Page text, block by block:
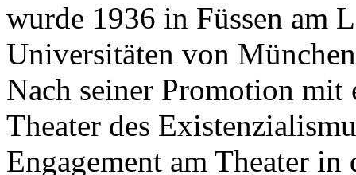
wurde 1936 in Füssen am
Universitäten von
Nach seiner Promotion mit
Theater des
Engagement am Theater